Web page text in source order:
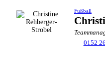
Fußball
0152